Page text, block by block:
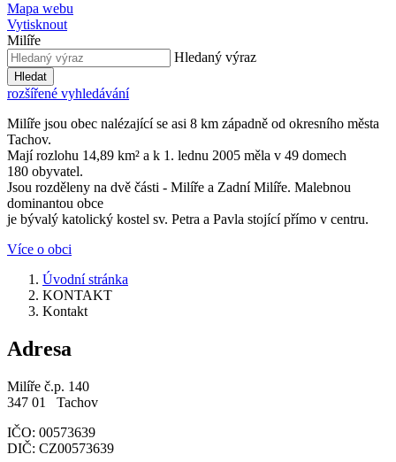
Mapa webu
Vytisknout
Milíře
Hledaný výraz
Hledat
rozšířené vyhledávání
Milíře jsou obec nalézající se asi 8 km západně od okresního města
Tachov.
Mají rozlohu 14,89 km² a k 1. lednu 2005 měla v 49 domech
180 obyvatel.
Jsou rozděleny na dvě části - Milíře a Zadní Milíře. Malebnou
dominantou obce
je bývalý katolický kostel sv. Petra a Pavla stojící přímo v centru.
Více o obci
Úvodní stránka
KONTAKT
Kontakt
Adresa
Milíře č.p. 140
347 01 Tachov
IČO: 00573639
DIČ: CZ00573639